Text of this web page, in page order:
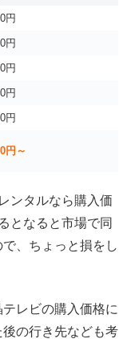
円
円
円
円
円
円～
ンタルなら購入価
となると市場で同
、ちょっと損をし
レビの購入価格に
の行き先なども考